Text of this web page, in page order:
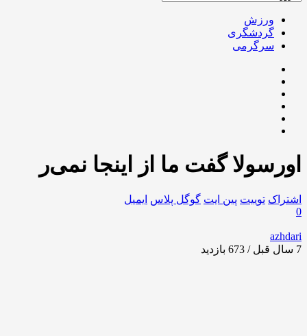
ورزش
گردشگری
سرگرمی
اورسولا گفت ما از اینجا نمی‌ر
اشتراک توییت پین ایت گوگل‌ پلاس ایمیل
0
azhdari
7 سال قبل / 673
بازدید